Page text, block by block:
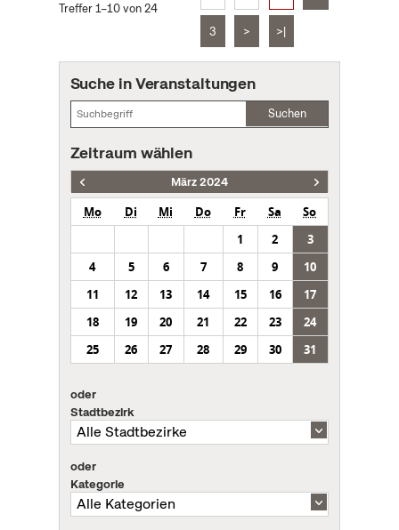
Treffer 1–10 von 24
3 > >|
Suche in Veranstaltungen
Suchen
Zeitraum wählen
März 2024
Mo Di Mi Do Fr Sa
So
1
2
3
4
5 6 7 8 9
10
11
12 13 14 15 16
17
18
19 20 21 22 23
24
25
26 27 28 29 30 31
oder
Stadtbezirk
oder
Kategorie